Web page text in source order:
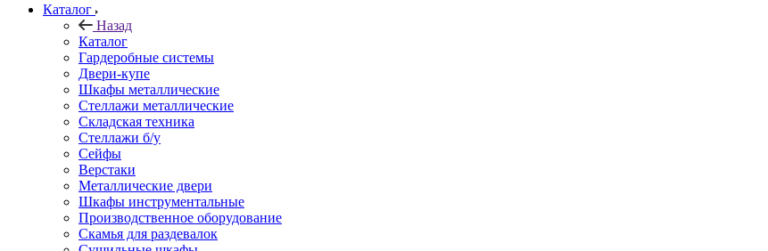
Каталог
Назад
Каталог
Гардеробные системы
Двери-купе
Шкафы металлические
Стеллажи металлические
Складская техника
Стеллажи б/у
Сейфы
Верстаки
Металлические двери
Шкафы инструментальные
Производственное оборудование
Скамья для раздевалок